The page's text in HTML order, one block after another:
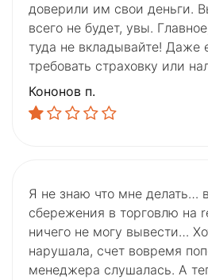
доверили им свои деньги.
всего не будет, увы.
туда не вкладывайте! Даже
требовать страховку или
Кононов п.
Я не знаю что мне делать…
сбережения в торговлю на
ничего не могу вывести…
нарушала, счет вовремя
менеджера слушалась. А